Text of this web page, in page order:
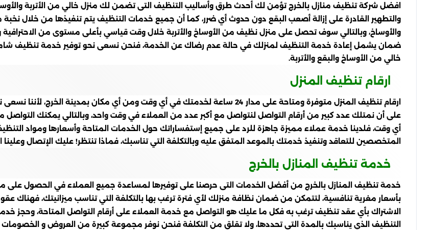
افضل شركة تنظيف منازل بالخرج تؤمن لك أحدث طرق وأساليب التنظيف التى تضمن لك منزل خالي من الأتربة
والتطهير القادرة على إزالة أصعب البقع دون حدوث أي ضرر، كما أن جميع خدمات التنظيف يتم تنفيذها من خلال نخبة
والأوساخ، وبالتالي سوف تحصل على منزل نظيف من الأوساخ والأتربة خلال وقت قياسي بأعلى مستوى من
ضمان يشمل إعادة خدمة التنظيف لمنزلك في حالة عدم رضاك عن الخدمة، فنحن نسعى نحو توفير خدمة تنظيف
خالي من الأوساخ والبقع والأتربة.
ارقام تنظيف المنزل
ارقام تنظيف المنزل متوفرة ومتاحة على مدار 24 ساعة لخدمتك في أي وقت ومن أي مكان
على أن نمتلك عدد كبير من أرقام التواصل لنتواصل مع أكبر عدد من العملاء في وقت واحد، وبالتالي يمكنك التواصل
أي وقت، فلدينا خدمة عملاء مميزة جاهزة للرد على جميع إستفساراتك حول الخدمات المتاحة وأسعارها ومواد
المتخصصين للتعاقد وتنفيذ خدمتك بالموعد المتفق عليه وبالتكلفة التي تناسبك، فماذا تنتظر! عليك الإتصال وعلينا
خدمة تنظيف المنازل بالخرج
خدمة تنظيف المنازل بالخرج من أفضل الخدمات التى حرصنا على توفيرها لمساعدة جميع العملاء في الحصول على
بأسعار مغرية تنافسية، لتتمكن من ضمان نظافة منزلك لأي فترة ترغب بها بالتكلفة التي تناسب ميزانيتك،
الاشتراك بأي عقد تنظيف ترغب به فكل ما عليك هو التواصل مع خدمة العملاء على أرقام التواصل المتاحة، وحجز
التنظيف الذي يناسبك بالمدة التى تحددها، ولا تقلق من التكلفة فنحن نوفر مجموعة كبيرة من العروض و الخصومات